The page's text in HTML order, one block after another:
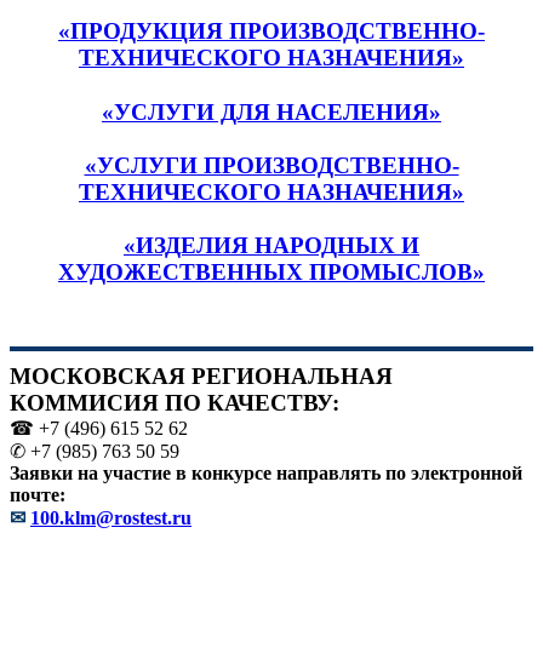
«ПРОДУКЦИЯ ПРОИЗВОДСТВЕННО-
ТЕХНИЧЕСКОГО НАЗНАЧЕНИЯ»
«УСЛУГИ ДЛЯ НАСЕЛЕНИЯ»
«УСЛУГИ ПРОИЗВОДСТВЕННО-
ТЕХНИЧЕСКОГО НАЗНАЧЕНИЯ»
«ИЗДЕЛИЯ НАРОДНЫХ И
ХУДОЖЕСТВЕННЫХ ПРОМЫСЛОВ»
МОСКОВСКАЯ РЕГИОНАЛЬНАЯ
КОММИСИЯ ПО КАЧЕСТВУ:
☎ +7 (496) 615 52 62
✆ +7 (985) 763 50 59
Заявки на участие в конкурсе направлять по электронной
почте:
✉ 100.klm@rostest.ru